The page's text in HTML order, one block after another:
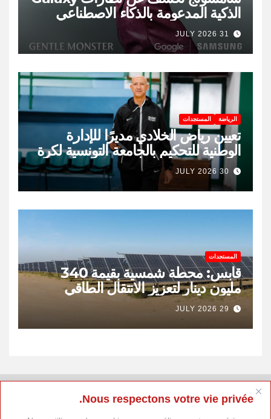
Nous respectons votre vie privée.
الذكية المدعومة بالذكاء الاصطناعي
31 JULY 2026
الرياضة المستجدات
تعيين رياض الخلادي مديرًا للإدارة
الوطنية للتحكيم بالجامعة التونسية لكرة
السلة
30 JULY 2026
المستجدات
قابس: محطة شمسية بقيمة 340
مليون دينار لتعزيز الانتقال الطاقي
وخلق 400 موطن شغل
29 JULY 2026